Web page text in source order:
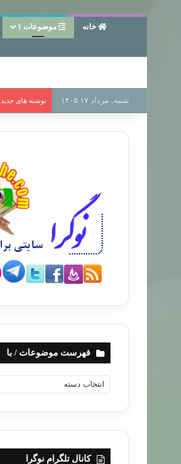
خانه موضوعات ۱
شنبه, مرداد ۱۷ ۱۴۰۵ نوشته های جدید
فهرست موضوعات / با
ه
ت
کانال تلگرام نوگرا